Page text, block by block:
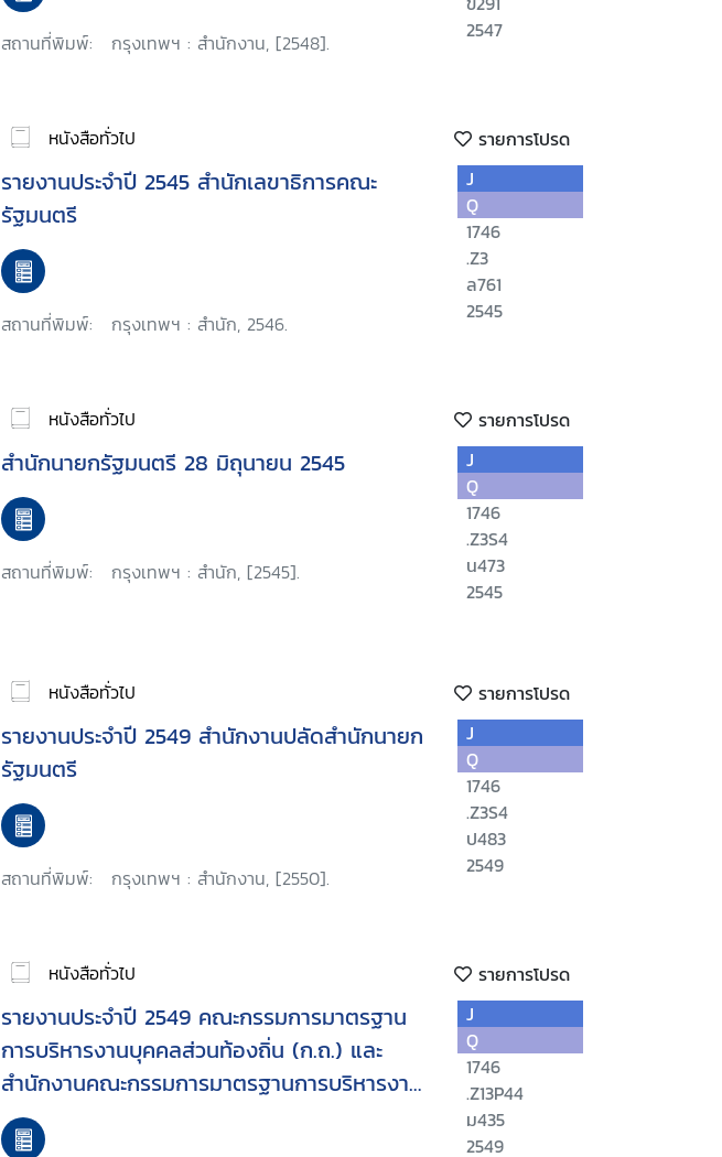
สถานที่พิมพ์: กรุงเทพฯ : สำนักงาน, [2548].
2547
หนังสือทั่วไป รายการโปรด
รายงานประจำปี 2545 สำนักเลขาธิการคณะ
รัฐมนตรี
สถานที่พิมพ์: กรุงเทพฯ : สำนัก, 2546.
J
Q
1746
.Z3
ล761
2545
หนังสือทั่วไป รายการโปรด
สำนักนายกรัฐมนตรี 28 มิถุนายน 2545
สถานที่พิมพ์: กรุงเทพฯ : สำนัก, [2545].
J
Q
1746
.Z3S4
น473
2545
หนังสือทั่วไป รายการโปรด
รายงานประจำปี 2549 สำนักงานปลัดสำนักนายก
รัฐมนตรี
สถานที่พิมพ์: กรุงเทพฯ : สำนักงาน, [2550].
J
Q
1746
.Z3S4
ป483
2549
หนังสือทั่วไป รายการโปรด
รายงานประจำปี 2549 คณะกรรมการมาตรฐาน
การบริหารงานบุคคลส่วนท้องถิ่น (ก.ถ.) และ
สำนักงานคณะกรรมการมาตรฐานการบริหารงาน
บุคคลส่วนท้องถิ่น (สำนักงาน ก.ถ.)
J
Q
1746
.Z13P44
ม435
2549